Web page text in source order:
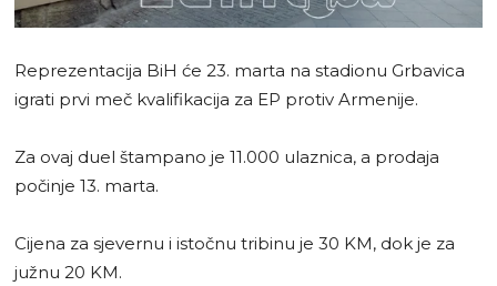
Reprezentacija BiH će 23. marta na stadionu Grbavica
igrati prvi meč kvalifikacija za EP protiv Armenije.
Za ovaj duel štampano je 11.000 ulaznica, a prodaja
počinje 13. marta.
Cijena za sjevernu i istočnu tribinu je 30 KM, dok je za
južnu 20 KM.